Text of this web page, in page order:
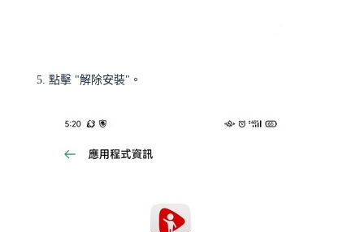
點擊 "解除安裝"。